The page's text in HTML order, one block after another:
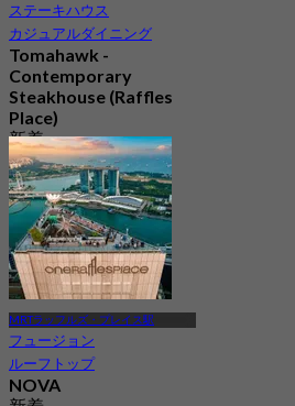
ステーキハウス
カジュアルダイニング
Tomahawk -
Contemporary
Steakhouse (Raffles
Place)
新着
4.3
からS$ 68
MRTラッフルズ・プレイス駅
フュージョン
ルーフトップ
NOVA